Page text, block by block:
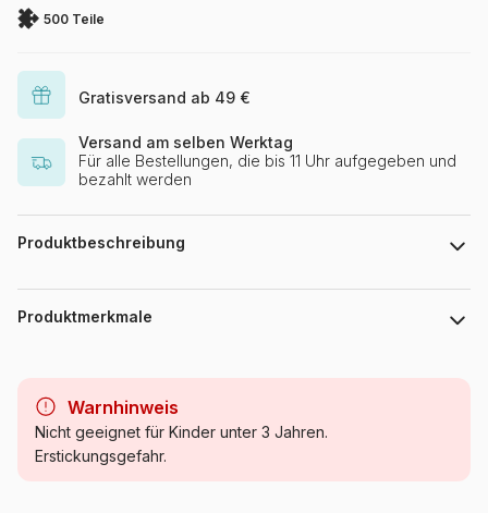
500 Teile
Gratisversand ab 49 €
Versand am selben Werktag
Für alle Bestellungen, die bis 11 Uhr aufgegeben und
bezahlt werden
Produktbeschreibung
Steve Henderson
Produktmerkmale
Kategorie Puzzle Indianer
Warnhinweis
Nicht geeignet für Kinder unter 3 Jahren.
Erstickungsgefahr.